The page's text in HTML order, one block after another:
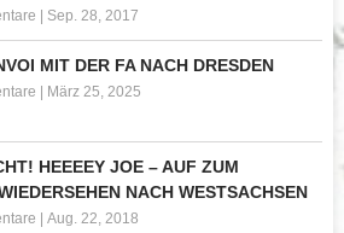
Sep. 28, 2017
MIT DER FA NACH DRESDEN
März 25, 2025
HEEEEY JOE – AUF ZUM
NACH WESTSACHSEN
Aug. 22, 2018